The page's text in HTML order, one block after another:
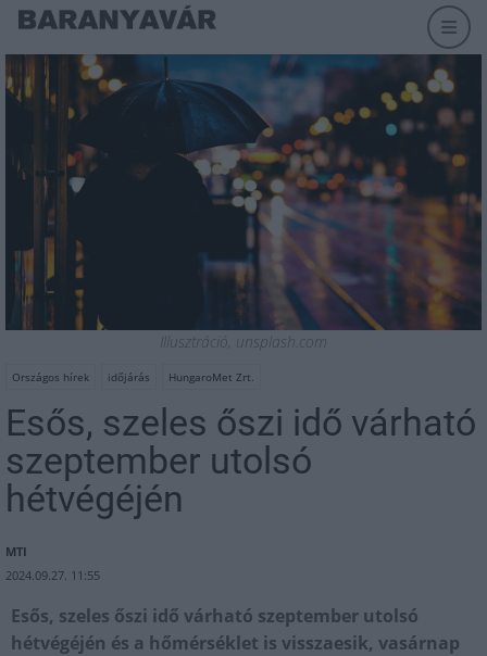
Illusztráció, unsplash.com
Országos hírek időjárás HungaroMet Zrt.
Esős, szeles őszi idő várható
szeptember utolsó
hétvégéjén
MTI
2024.09.27. 11:55
Esős, szeles őszi idő várható szeptember utolsó
hétvégéjén és a hőmérséklet is visszaesik, vasárnap